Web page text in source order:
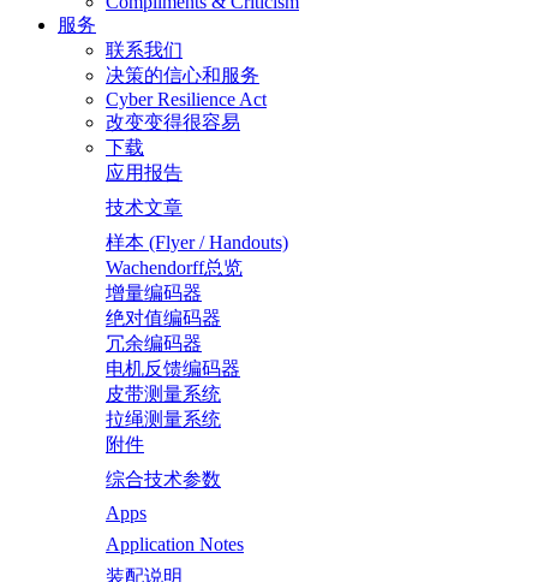
服务
联系我们
决策的信心和服务
Cyber Resilience Act
改变变得很容易
下载
应用报告
技术文章
样本 (Flyer / Handouts)
Wachendorff总览
增量编码器
绝对值编码器
冗余编码器
电机反馈编码器
皮带测量系统
拉绳测量系统
附件
综合技术参数
Apps
Application Notes
装配说明